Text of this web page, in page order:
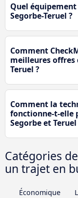
Quel
Segorbe-Teruel ?
Comment
meilleures offres
Teruel ?
Comment la
fonctionne-t-elle
Segorbe et Teruel
Catégories
un trajet en
Économique